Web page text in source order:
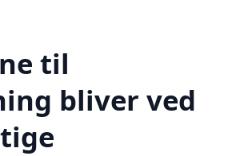
til
bliver ved